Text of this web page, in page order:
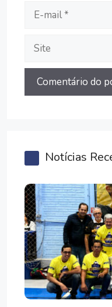
mail
Site
Notícias